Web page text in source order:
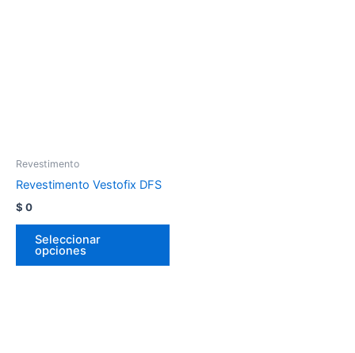
Revestimento
Revestimento Vestofix DFS
$ 0
Seleccionar
opciones